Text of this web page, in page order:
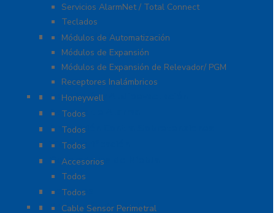
Servicios AlarmNet / Total Connect
Teclados
Módulos de Expansión
Módulos de Automatización
Módulos de Expansión
Módulos de Expansión de Relevador/ PGM
Receptores Inalámbricos
Megafonía y Audioevacuación
Honeywell
Paneles de Alarma
Todos
Protección Contra Sobretensiones
Todos
Videoverificación
Todos
Generadores de Niebla
Accesorios
Todos
Teclados
Todos
Protección Perimetral
Cable Sensor Perimetral